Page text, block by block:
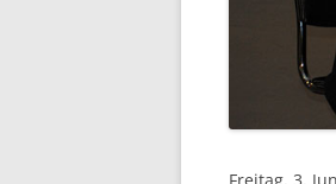
Freitag, 3.